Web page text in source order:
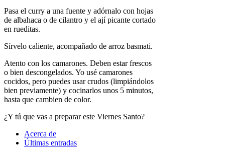
Pasa el curry a una fuente y adórnalo con hojas
de albahaca o de cilantro y el ají picante cortado
en rueditas.
Sírvelo caliente, acompañado de arroz basmati.
Atento con los camarones. Deben estar frescos
o bien descongelados. Yo usé camarones
cocidos, pero puedes usar crudos (limpiándolos
bien previamente) y cocinarlos unos 5 minutos,
hasta que cambien de color.
¿Y tú que vas a preparar este Viernes Santo?
Acerca de
Últimas entradas